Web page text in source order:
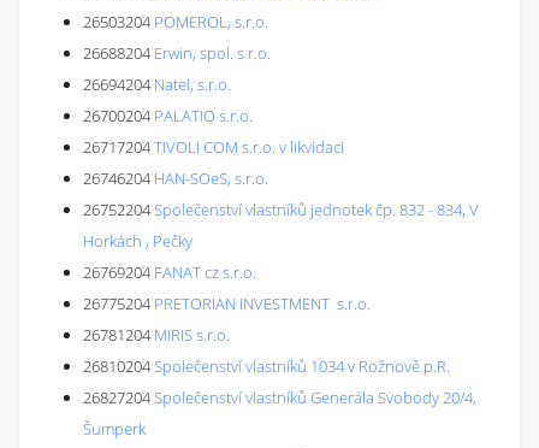
26503204 POMEROL, s.r.o.
26688204 Erwin, spol. s r.o.
26694204 Natel, s.r.o.
26700204 PALATIO s.r.o.
26717204TIVOLI COM s.r.o. v likvidaci
26746204 HAN-SOeS, s.r.o.
26752204Společenství vlastníků jednotek čp. 832 - 834, V
Horkách , Pečky
26769204 FANAT cz s.r.o.
26775204 PRETORIAN INVESTMENT s.r.o.
26781204 MIRIS s.r.o.
26810204Společenství vlastníků 1034 v Rožnově p.R.
26827204Společenství vlastníků Generála Svobody 20/4,
Šumperk